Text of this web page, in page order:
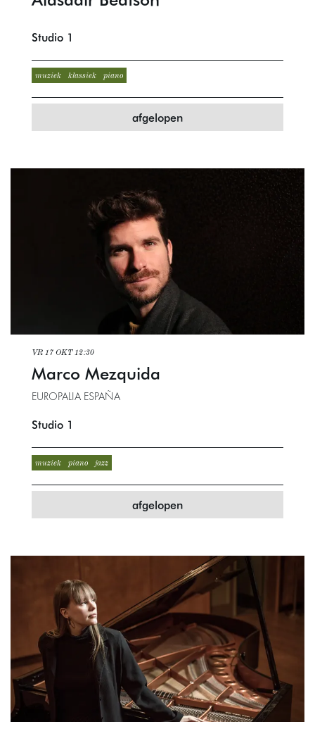
Studio 1
muziek klassiek piano
afgelopen
Marco Mezquida
EUROPALIA ESPAÑA
VR 17 OKT12:30
Studio 1
muziek piano jazz
afgelopen